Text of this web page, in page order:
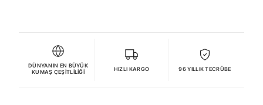
DÜNYANIN EN BÜYÜK
KUMAŞ ÇEŞITLILIĞI
HIZLI KARGO 96 YILLIK TECRÜBE